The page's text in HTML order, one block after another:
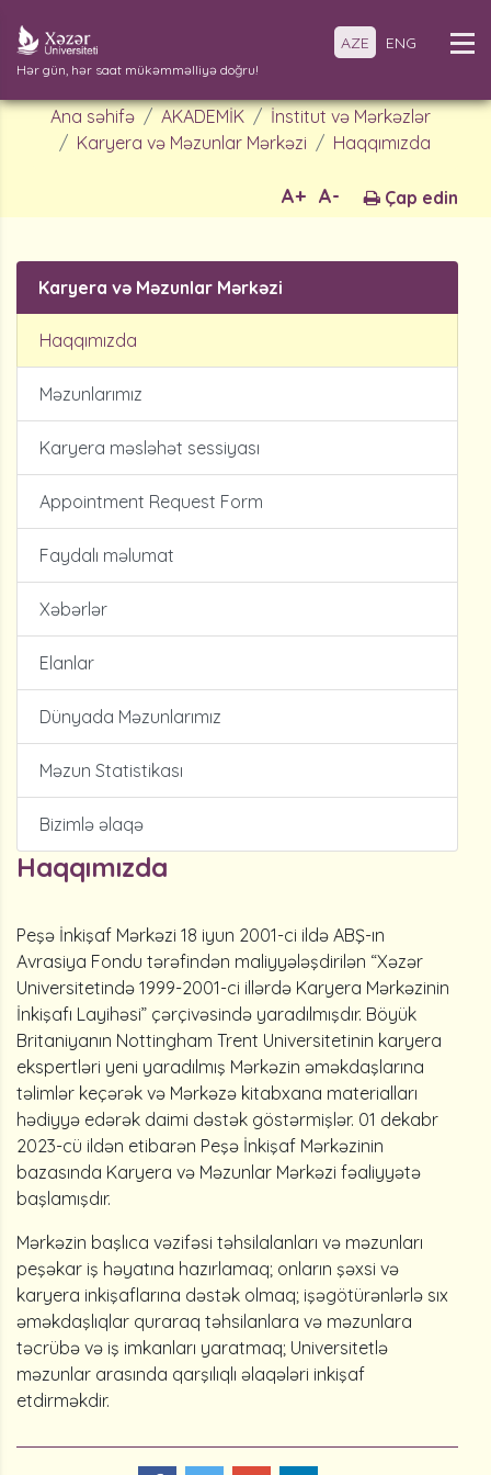
Hər gün, hər saat mükəmməlliyə doğru!
AZE ENG
Ana səhifə AKADEMİK
İnstitut və Mərkəzlər
Karyera və Məzunlar Mərkəzi
Haqqımızda
Çap edin
A-
A+
Karyera və Məzunlar Mərkəzi
Haqqımızda
Məzunlarımız
Karyera məsləhət sessiyası
Appointment Request Form
Faydalı məlumat
Xəbərlər
Elanlar
Dünyada Məzunlarımız
Məzun Statistikası
Bizimlə əlaqə
Haqqımızda
Peşə İnkişaf Mərkəzi 18 iyun 2001-ci ildə ABŞ-ın
Avrasiya Fondu tərəfindən maliyyələşdirilən “Xəzər
Universitetində 1999-2001-ci illərdə Karyera Mərkəzinin
İnkişafı Layihəsi” çərçivəsində yaradılmışdır. Böyük
Britaniyanın Nottingham Trent Universitetinin karyera
ekspertləri yeni yaradılmış Mərkəzin əməkdaşlarına
təlimlər keçərək və Mərkəzə kitabxana materialları
hədiyyə edərək daimi dəstək göstərmişlər. 01 dekabr
2023-cü ildən etibarən Peşə İnkişaf Mərkəzinin
bazasında Karyera və Məzunlar Mərkəzi fəaliyyətə
başlamışdır.
Mərkəzin başlıca vəzifəsi təhsilalanları və məzunları
peşəkar iş həyatına hazırlamaq; onların şəxsi və
karyera inkişaflarına dəstək olmaq; işəgötürənlərlə sıx
əməkdaşlıqlar quraraq təhsilanlara və məzunlara
təcrübə və iş imkanları yaratmaq; Universitetlə
məzunlar arasında qarşılıqlı əlaqələri inkişaf
etdirməkdir.